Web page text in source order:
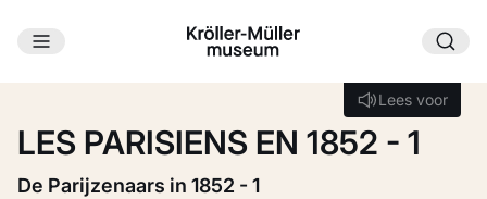
Ga naar hoofdinhoud
Lees voor
Lees voor
LES PARISIENS EN 1852 - 1
De Parijzenaars in 1852 - 1